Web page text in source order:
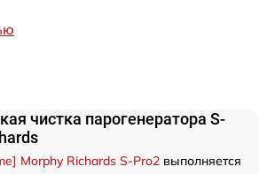
чистка парогенератора S-
Morphy Richards S-Pro2 выполняется